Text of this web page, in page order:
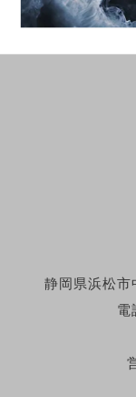
静岡県浜松
電